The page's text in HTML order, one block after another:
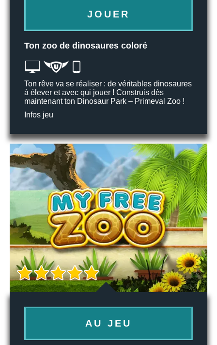
JOUER
Ton zoo de dinosaures coloré
Ton rêve va se réaliser : de véritables dinosaures
à élever et avec qui jouer ! Construis dès
maintenant ton Dinosaur Park – Primeval Zoo !
Infos jeu
AU JEU